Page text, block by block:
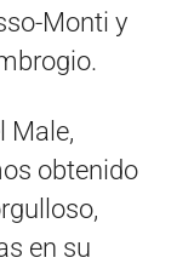
Monti y
Male,
obtenido
en su